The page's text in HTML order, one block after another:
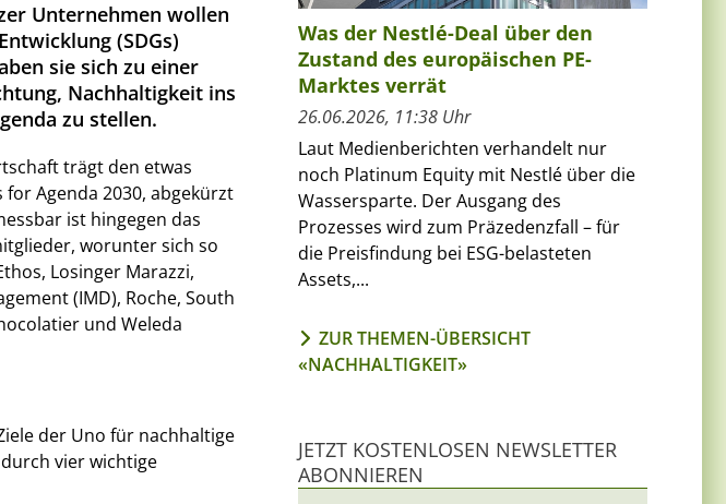
Unternehmen wollen
(SDGs)
sie sich zu einer
Nachhaltigkeit ins
zu stellen.
trägt den etwas
Agenda 2030, abgekürzt
ist hingegen das
worunter sich so
Losinger Marazzi,
(IMD), Roche, South
und Weleda
der Uno für nachhaltige
vier wichtige
Was der Nestlé-Deal über den
Zustand des europäischen PE-
Marktes verrät
26.06.2026, 11:38 Uhr
Laut Medienberichten verhandelt nur
noch Platinum Equity mit Nestlé über die
Wassersparte. Der Ausgang des
Prozesses wird zum Präzedenzfall – für
die Preisfindung bei ESG-belasteten
Assets,...
ZUR THEMEN-ÜBERSICHT
«NACHHALTIGKEIT»
JETZT KOSTENLOSEN NEWSLETTER
ABONNIEREN